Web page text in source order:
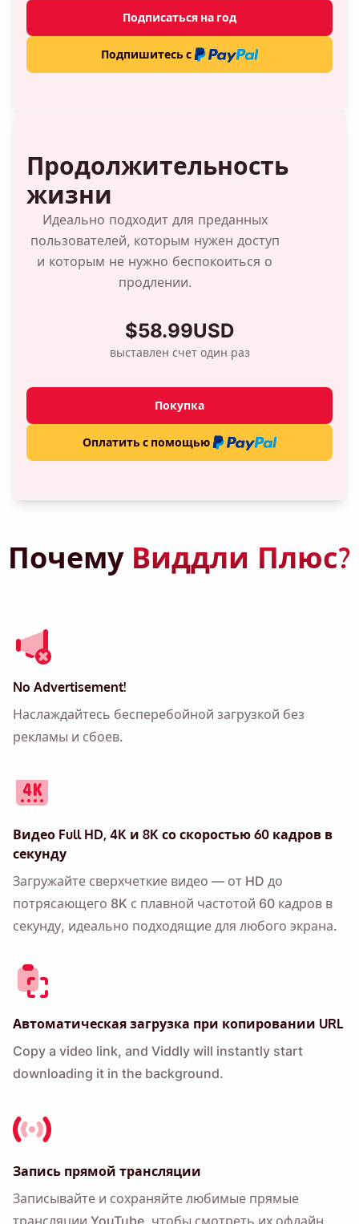
Подписаться на год
Подпишитесь с
Продолжительность
жизни
Идеально подходит для преданных
пользователей, которым нужен доступ
и которым не нужно беспокоиться о
продлении.
$58.99USD
выставлен счет один раз
Покупка
Оплатить с помощью
Почему Виддли Плюс?
No Advertisement!
Наслаждайтесь бесперебойной загрузкой без
рекламы и сбоев.
Видео Full HD, 4K и 8K со скоростью 60 кадров в
секунду
Загружайте сверхчеткие видео — от HD до
потрясающего 8K с плавной частотой 60 кадров в
секунду, идеально подходящие для любого экрана.
Автоматическая загрузка при копировании URL
Copy a video link, and Viddly will instantly start
downloading it in the background.
Запись прямой трансляции
Записывайте и сохраняйте любимые прямые
трансляции YouTube, чтобы смотреть их офлайн,